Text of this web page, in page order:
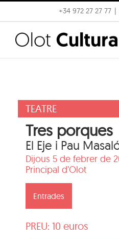
to
content
+34 972 27 27 77
TEATRE
Tres porques
El Eje i Pau
Dijous 5 de febrer de
Principal d’Olot
Entrades
PREU: 10 euros